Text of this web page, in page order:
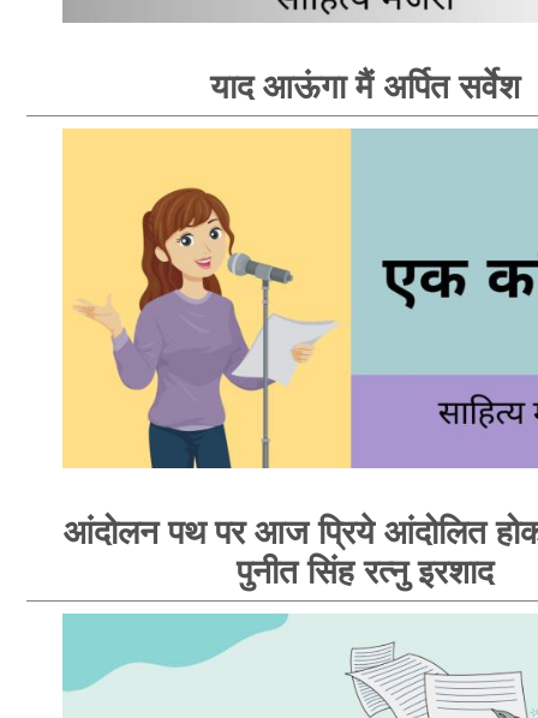
याद आऊंगा मैं अर्पित सर्वेश
आंदोलन पथ पर आज प्रिये आंदोलित
पुनीत सिंह रत्नु इरशाद